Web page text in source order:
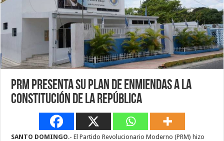
PRM presenta su plan de enmiendas a la
Constitución de la República
SANTO DOMINGO.- El Partido Revolucionario Moderno (PRM) hizo